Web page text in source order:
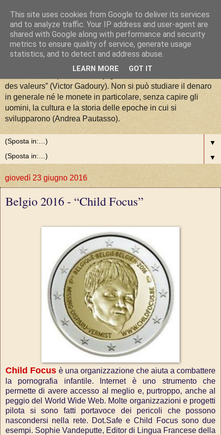
La Moneta tra Arte, Storia e
Valori
des valeurs” (Victor Gadoury). Non si può studiare il denaro
in generale né le monete in particolare, senza capire gli
uomini, la cultura e la storia delle epoche in cui si
svilupparono (Andrea Pautasso).
▼
▼
giovedì 23 giugno 2016
Belgio 2016 - “Child Focus”
Child Focus è una organizzazione che aiuta a combattere
la pornografia infantile. Internet è uno strumento che
permette di avere accesso al meglio e, purtroppo, anche al
peggio del World Wide Web. Molte organizzazioni e progetti
pilota si sono fatti portavoce dei pericoli che possono
nascondersi nella rete. Dot.Safe e Child Focus sono due
esempi. Sophie Vandeputte, Editor di Lingua Francese della
This site uses cookies from Google to deliver its services
and to analyze traffic. Your IP address and user-agent are
shared with Google along with performance and security
metrics to ensure quality of service, generate usage
statistics, and to detect and address abuse.
LEARN MORE GOT IT